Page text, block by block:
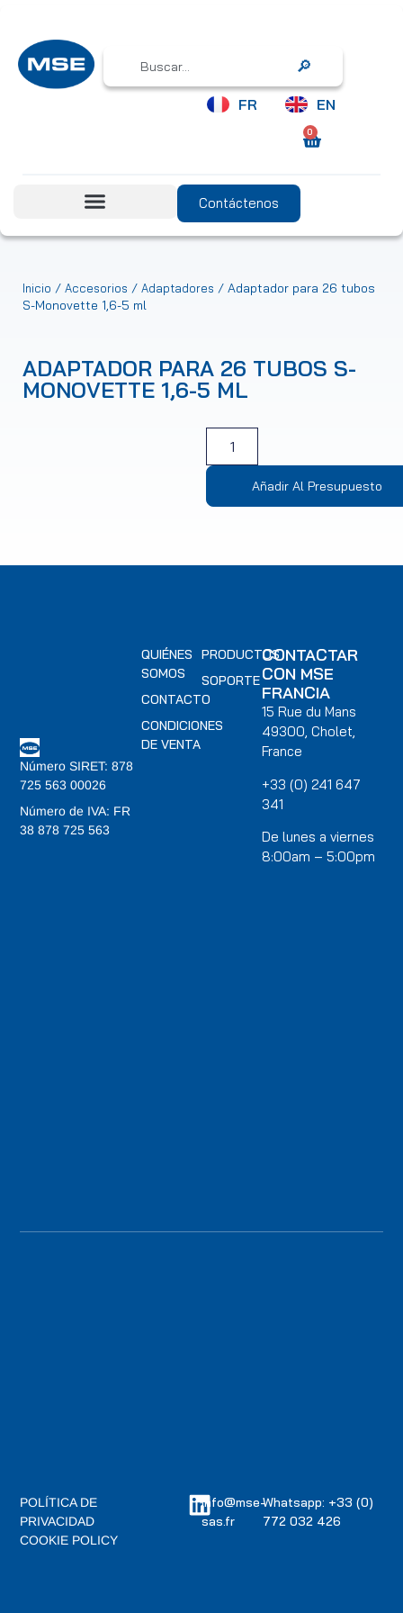
Search
FR EN
0
Contáctenos
Inicio / Accesorios / Adaptadores / Adaptador para 26 tubos
S-Monovette 1,6-5 ml
ADAPTADOR PARA 26 TUBOS S-
MONOVETTE 1,6-5 ML
Añadir Al Presupuesto
Número SIRET: 878
725 563 00026
Número de IVA: FR
38 878 725 563
PRODUCTOS
SOPORTE
QUIÉNES
SOMOS
CONTACTO
CONDICIONES
DE VENTA
CONTACTAR
CON MSE
FRANCIA
15 Rue du Mans
49300, Cholet,
France
+33 (0) 241 647
341
De lunes a viernes
8:00am – 5:00pm
info@mse-
sas.fr
Whatsapp: +33 (0)
772 032 426
POLÍTICA DE
PRIVACIDAD
COOKIE POLICY